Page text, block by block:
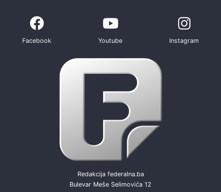
Facebook Youtube Instagram
Redakcija federalna.ba
Bulevar Meše Selimovića 12